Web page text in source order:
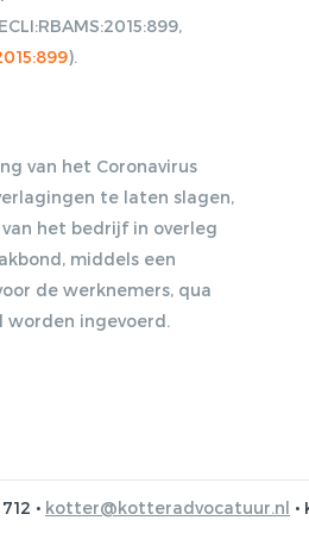
).
van het Coronavirus
te laten slagen,
het bedrijf in overleg
middels een
de werknemers, qua
worden ingevoerd.
• kotter@kotteradvocatuur.nl •